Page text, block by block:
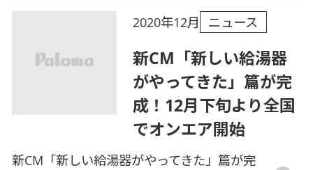
2020年12月 ニュース
新CM「新しい給湯器
がやってきた」篇が完
成！12月下旬より全国
でオンエア開始
新CM「新しい給湯器がやってきた」篇が完